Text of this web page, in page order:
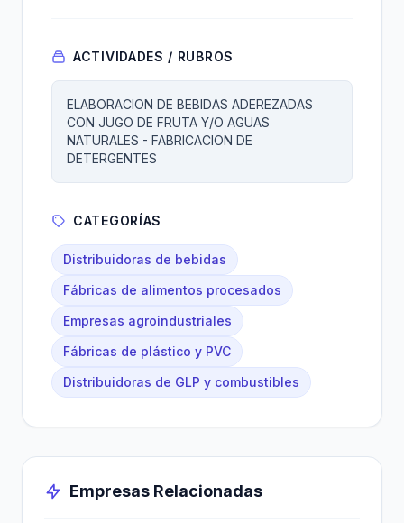
ACTIVIDADES / RUBROS
ELABORACION DE BEBIDAS ADEREZADAS
CON JUGO DE FRUTA Y/O AGUAS
NATURALES - FABRICACION DE
DETERGENTES
CATEGORÍAS
Distribuidoras de bebidas
Fábricas de alimentos procesados
Empresas agroindustriales
Fábricas de plástico y PVC
Distribuidoras de GLP y combustibles
Empresas Relacionadas